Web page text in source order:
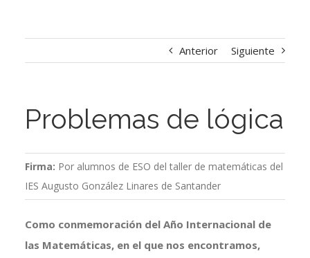
Anterior Siguiente
Problemas de lógica
Firma: Por alumnos de ESO del taller de matemáticas del
IES Augusto González Linares de Santander
Como conmemoración del Año Internacional de
las Matemáticas, en el que nos encontramos,